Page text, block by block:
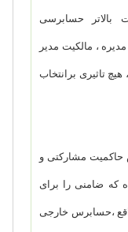
بالاتر حسابرسی
، مالکیت مدیر
تاثیری برانتخاب
مشارکتی و
که ضامنی را برای
،حسابرس خارجی